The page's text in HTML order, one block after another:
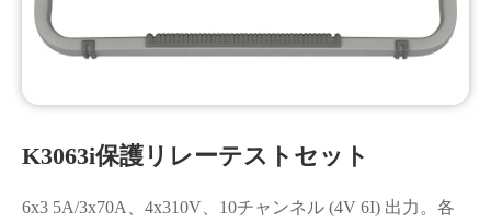
K3063i保護リレーテストセット
6x3 5A/3x70A、4x310V、10チャンネル (4V 6I) 出力。各